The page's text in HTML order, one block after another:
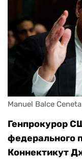
Manuel Balce
Генпрокурор
федерального
Коннектикут